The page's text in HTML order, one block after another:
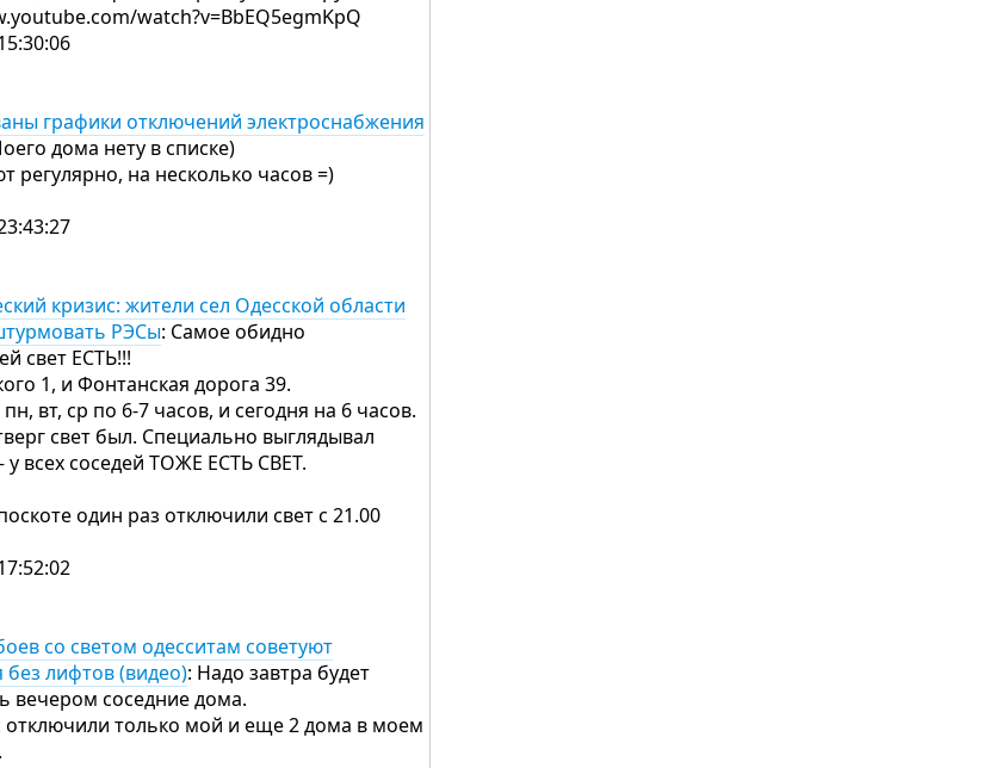
watch?v=BbEQ5egmKpQ
графики отключений электроснабжения
дома нету в списке)
регулярно, на несколько часов =)
кризис: жители сел Одесской области
РЭСы: Самое обидно
свет ЕСТЬ!!!
1, и Фонтанская дорога 39.
вт, ср по 6-7 часов, и сегодня на 6 часов.
свет был. Специально выглядывал
всех соседей ТОЖЕ ЕСТЬ СВЕТ.
один раз отключили свет с 21.00
со светом одесситам советуют
без лифтов (видео): Надо завтра будет
вечером соседние дома.
отключили только мой и еще 2 дома в моем